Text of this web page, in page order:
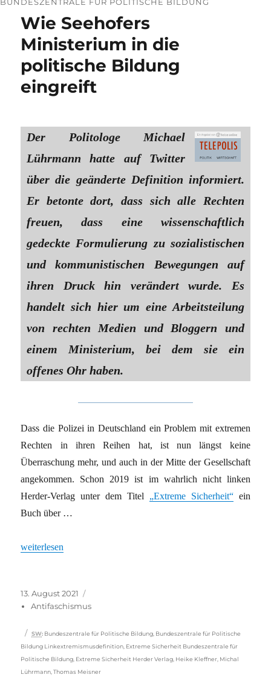
Wie Seehofers
Ministerium in die
politische Bildung
eingreift
Der Politologe Michael
Lührmann hatte auf Twitter
über die geänderte Definition informiert.
Er betonte dort, dass sich alle Rechten
freuen, dass eine wissenschaftlich
gedeckte Formulierung zu sozialistischen
und kommunistischen Bewegungen auf
ihren Druck hin verändert wurde. Es
handelt sich hier um eine Arbeitsteilung
von rechten Medien und Bloggern und
einem Ministerium, bei dem sie ein
offenes Ohr haben.
Dass die Polizei in Deutschland ein Problem mit extremen
Rechten in ihren Reihen hat, ist nun längst keine
Überraschung mehr, und auch in der Mitte der Gesellschaft
angekommen. Schon 2019 ist im wahrlich nicht linken
Herder-Verlag unter dem Titel „Extreme Sicherheit“ein
Buch über …
„Wie Seehofers Ministerium in die politische Bildung eingreift“
weiterlesen
Veröffentlicht
am
13. August 2021
Antifaschismus
Schlagwörter
SW: Bundeszentrale für Politische Bildung Bundeszentrale für Politische
Bildung Linkextremismusdefinition Extreme Sicherheit Bundeszentrale für
Politische Bildung Extreme Sicherheit Herder Verlag Heike Kleffner Michal
Lührmann ,Thomas Meisner